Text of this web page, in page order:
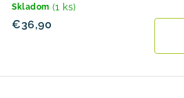
Skladom (1 ks)
€36,90